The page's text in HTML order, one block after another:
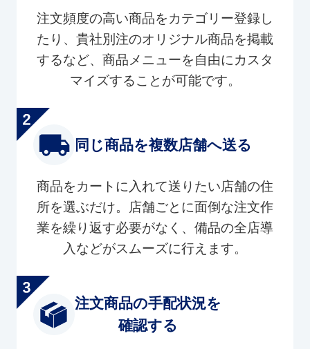
注文頻度の高い商品をカテゴリー登録し
たり、貴社別注のオリジナル商品を掲載
するなど、商品メニューを自由にカスタ
マイズすることが可能です。
同じ商品を複数店舗へ送る
商品をカートに入れて送りたい店舗の住
所を選ぶだけ。店舗ごとに面倒な注文作
業を繰り返す必要がなく、備品の全店導
入などがスムーズに行えます。
注文商品の手配状況を
確認する